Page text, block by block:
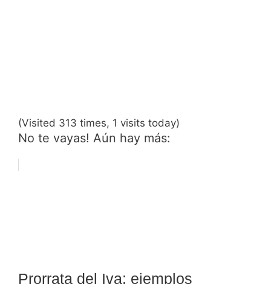
(Visited 313 times, 1 visits today)
No te vayas! Aún hay más:
Prorrata del Iva: ejemplos